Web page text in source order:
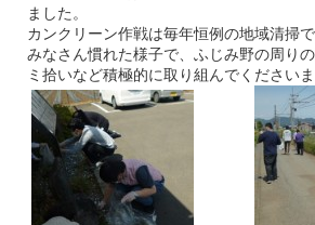
ました。
カンクリーン作戦は毎年恒例の地域清掃で
みなさん慣れた様子で、ふじみ野の周り
ミ拾いなど積極的に取り組んでくださいま